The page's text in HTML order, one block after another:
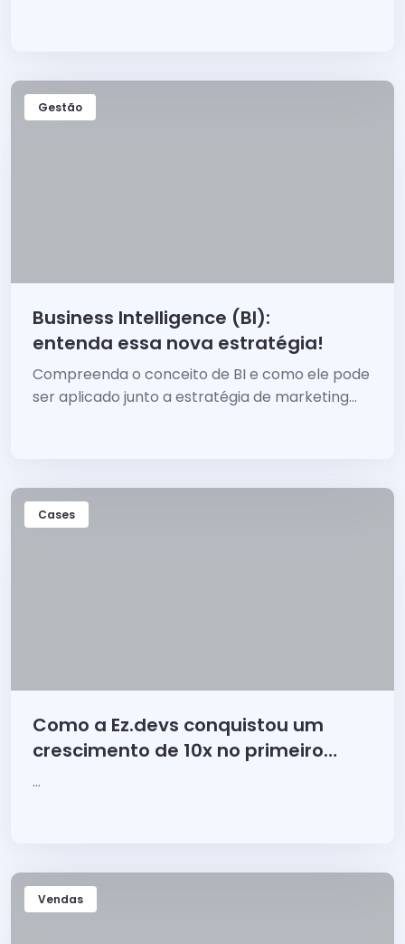
Gestão
Business Intelligence (BI):
entenda essa nova estratégia!
Compreenda o conceito de BI e como ele pode
ser aplicado junto a estratégia de marketing
Cases
Como a Ez.devs conquistou um
crescimento de 10x no primeiro
...
Vendas